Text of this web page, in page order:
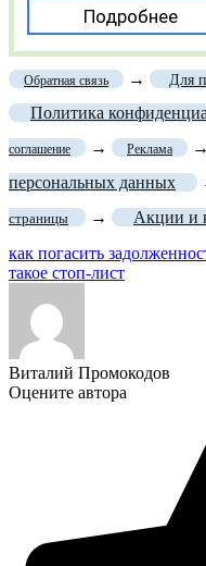
Подробнее
Обратная связь → Для
Политика
соглашение → Реклама →
персональных данных
страницы →
Акции и
как погасить
такое стоп-лист
Виталий Промокодов
Оцените автора